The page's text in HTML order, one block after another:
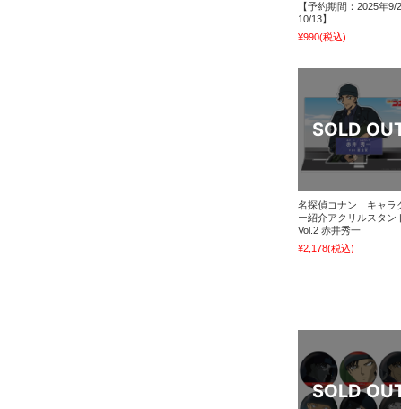
【予約期間：2025年9/
10/13】
¥990(税込)
名探偵コナン キャラ
ー紹介アクリルスタン
Vol.2 赤井秀一
¥2,178(税込)